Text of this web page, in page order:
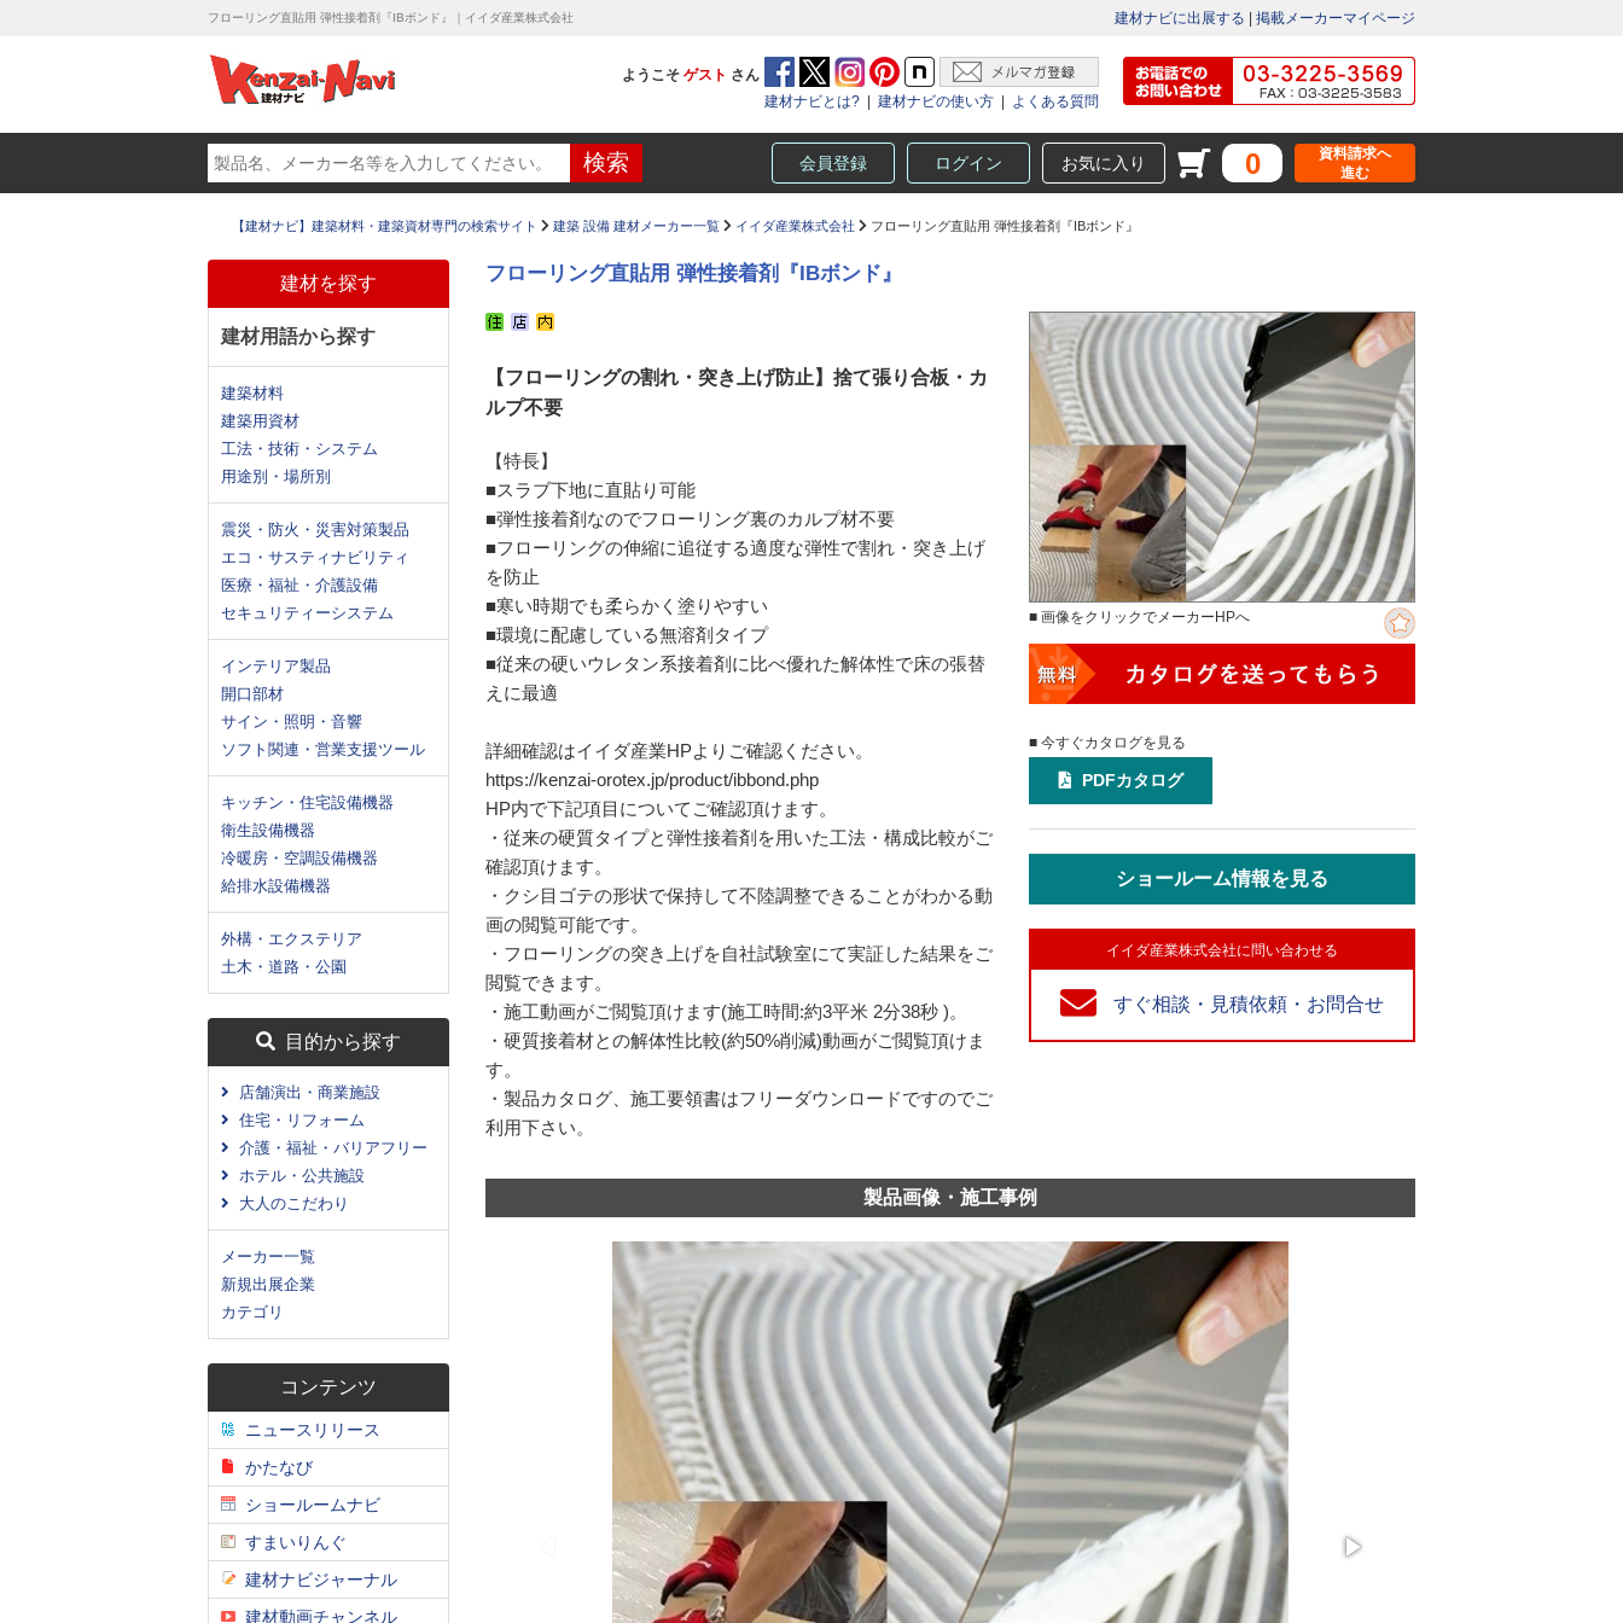
フローリング直貼用 弾性接着剤『IBボンド』｜イイダ産業株式会社 建材ナビに出展する 掲載メーカーマイページ
ようこそ ゲスト さん
建材ナビとは?
建材ナビの使い方 よくある質問
会員登録 ログイン お気に入り 0
資料請求へ
進む
【建材ナビ】建築材料・建築資材専門の検索サイト 建築 設備 建材メーカー一覧 イイダ産業株式会社 フローリング直貼用 弾性接着剤『IBボンド』
建材を探す
建材用語から探す
建築材料
建築用資材
工法・技術・システム
用途別・場所別
震災・防火・災害対策製品
エコ・サスティナビリティ
医療・福祉・介護設備
セキュリティーシステム
インテリア製品
開口部材
サイン・照明・音響
ソフト関連・営業支援ツール
キッチン・住宅設備機器
衛生設備機器
冷暖房・空調設備機器
給排水設備機器
外構・エクステリア
土木・道路・公園
目的から探す
店舗演出・商業施設
住宅・リフォーム
介護・福祉・バリアフリー
ホテル・公共施設
大人のこだわり
メーカー一覧
新規出展企業
カテゴリ
コンテンツ
ニュースリリース
かたなび
ショールームナビ
すまいりんぐ
建材ナビジャーナル
建材動画チャンネル
フローリング直貼用 弾性接着剤『IBボンド』
【フローリングの割れ・突き上げ防止】捨て張り合板・カ
ルプ不要
【特長】
■スラブ下地に直貼り可能
■弾性接着剤なのでフローリング裏のカルプ材不要
■フローリングの伸縮に追従する適度な弾性で割れ・突き上げ
を防止
■寒い時期でも柔らかく塗りやすい
■環境に配慮している無溶剤タイプ
■従来の硬いウレタン系接着剤に比べ優れた解体性で床の張替
えに最適
詳細確認はイイダ産業HPよりご確認ください。
https://kenzai-orotex.jp/product/ibbond.php
HP内で下記項目についてご確認頂けます。
・従来の硬質タイプと弾性接着剤を用いた工法・構成比較がご
確認頂けます。
・クシ目ゴテの形状で保持して不陸調整できることがわかる動
画の閲覧可能です。
・フローリングの突き上げを自社試験室にて実証した結果をご
閲覧できます。
・施工動画がご閲覧頂けます(施工時間:約3平米 2分38秒 )。
・硬質接着材との解体性比較(約50%削減)動画がご閲覧頂けま
す。
・製品カタログ、施工要領書はフリーダウンロードですのでご
利用下さい。
■ 画像をクリックでメーカーHPへ
■ 今すぐカタログを見る
PDFカタログ
ショールーム情報を見る
イイダ産業株式会社に問い合わせる
すぐ相談・見積依頼・お問合せ
製品画像・施工事例